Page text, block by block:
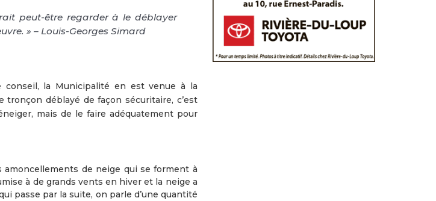
peut-être regarder à le déblayer
» – Louis-Georges Simard
conseil, la Municipalité en est venue à la
déblayé de façon sécuritaire, c’est
mais de le faire adéquatement pour
amoncellements de neige qui se forment à
à de grands vents en hiver et la neige a
passe par la suite, on parle d’une quantité